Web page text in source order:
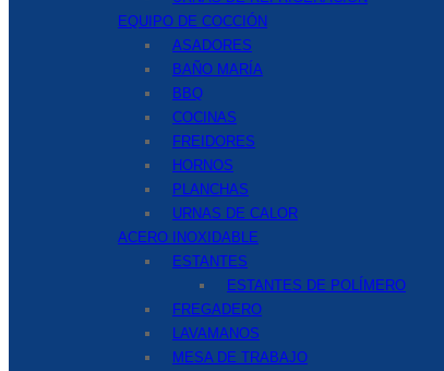
EQUIPO DE COCCIÓN
ASADORES
BAÑO MARÍA
BBQ
COCINAS
FREIDORES
HORNOS
PLANCHAS
URNAS DE CALOR
ACERO INOXIDABLE
ESTANTES
ESTANTES DE POLÍMERO
FREGADERO
LAVAMANOS
MESA DE TRABAJO